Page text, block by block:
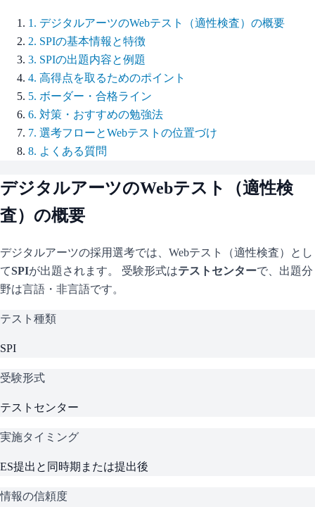
1 . デジタルアーツのWebテスト（適性検査）の概要
2. SPIの基本情報と特徴
3. SPIの出題内容と例題
4. 高得点を取るためのポイント
5. ボーダー・合格ライン
6. 対策・おすすめの勉強法
7. 選考フローとWebテストの位置づけ
8. よくある質問
デジタルアーツのWebテスト（適性検
査）の概要
デジタルアーツの採用選考では、Webテスト（適性検査）とし
てSPIが出題されます。 受験形式はテストセンターで、 出題分
野は言語・非言語です。
テスト種類
SPI
受験形式
テストセンター
実施タイミング
ES提出と同時期または提出後
情報の信頼度